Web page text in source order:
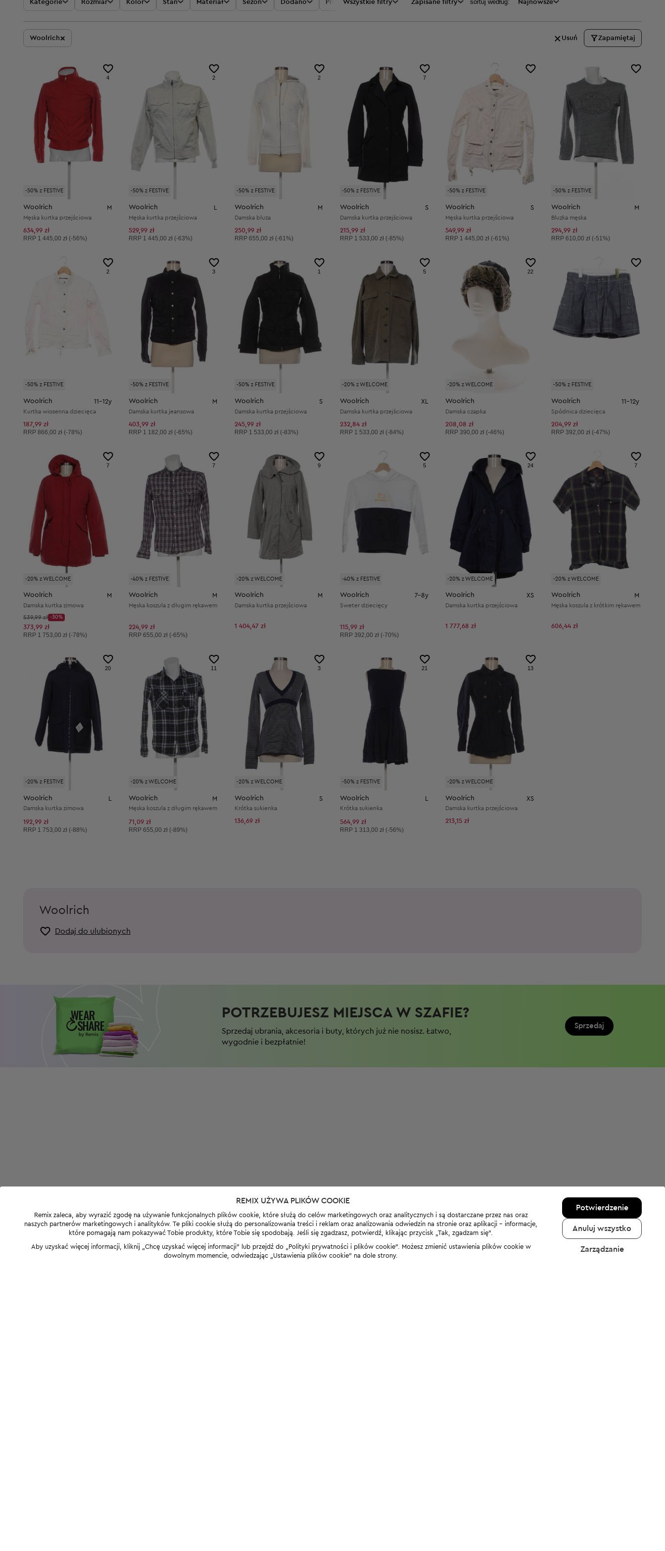
Kategorie Rozmiar Kolor Stan Materiał Sezon Dodano Promocje Cena
Wszystkie filtry Zapisane filtry sortuj według: Najnowsze
Woolrich× Usuń Zapamiętaj
-50% z FESTIVE
4
Woolrich M
Męska kurtka przejściowa
634,99 zł
Cena sugerowana:
RRP 1 445,00 zł (-56%)
-50% z FESTIVE
2
Woolrich
Męska kurtka przejściowa
529,99 zł
Cena sugerowana:
RRP 1 445,00 zł (-63%)
-50% z FESTIVE
2
Woolrich M
Damska bluza
250,99 zł
Cena sugerowana:
RRP 655,00 zł (-61%)
-50% z FESTIVE
7
Woolrich S
Damska kurtka przejściowa
215,99 zł
Cena sugerowana:
RRP 1 533,00 zł (-85%)
-50% z FESTIVE
Woolrich S
Męska kurtka przejściowa
549,99 zł
Cena sugerowana:
RRP 1 445,00 zł (-61%)
-50% z FESTIVE
Woolrich M
Bluzka męska
294,99 zł
Cena sugerowana:
RRP 610,00 zł (-51%)
-50% z FESTIVE
2
Woolrich 11-12y
Kurtka wiosenna dziecięca
187,99 zł
Cena sugerowana:
RRP 866,00 zł (-78%)
-50% z FESTIVE
3
Woolrich M
Damska kurtka jeansowa
403,99 zł
Cena sugerowana:
RRP 1 182,00 zł (-65%)
-50% z FESTIVE
1
Woolrich S
Damska kurtka przejściowa
245,99 zł
Cena sugerowana:
RRP 1 533,00 zł (-83%)
-20% z WELCOME
5
Woolrich XL
Damska kurtka przejściowa
232,84 zł
Cena sugerowana:
RRP 1 533,00 zł (-84%)
-20% z WELCOME
22
Woolrich
Damska czapka
208,08 zł
Cena sugerowana:
RRP390,00 zł (-46%)
-50% z FESTIVE
Woolrich 11-12y
Spódnica dziecięca
204,99 zł
Cena sugerowana:
RRP 392,00 zł (-47%)
-20% z WELCOME
7
Woolrich M
Damska kurtka zimowa
Cena początkowa:
539,99 zł
Discount Price:
-30%
Obniżona cena:
373,99 zł
Cena sugerowana:
RRP 1 753,00 zł (-78%)
-40% z FESTIVE
7
Woolrich M
Męska koszula z długim rękawem
224,99 zł
Cena sugerowana:
RRP655,00 zł (-65%)
-20% z WELCOME
9
Woolrich M
Damska kurtka przejściowa
1 404,47 zł
-40% z FESTIVE
5
Woolrich 7-8y
Sweter dziecięcy
115,99 zł
Cena sugerowana:
RRP 392,00 zł (-70%)
-20% z WELCOME
24
Woolrich XS
Damska kurtka przejściowa
1 777,68 zł
-20% z WELCOME
7
Woolrich M
Męska koszula z krótkim rękawem
606,44 zł
-20% z FESTIVE
20
Woolrich L
Damska kurtka zimowa
192,99 zł
Cena sugerowana:
RRP 1 753,00 zł (-88%)
-20% z WELCOME
11
Woolrich M
Męska koszula z długim rękawem
71,09 zł
Cena sugerowana:
RRP655,00 zł (-89%)
-20% z WELCOME
3
Woolrich S
Krótka sukienka
136,69 zł
-50% z FESTIVE
21
Woolrich L
Krótka sukienka
564,99 zł
Cena sugerowana:
RRP 1 313,00 zł (-56%)
-20% z WELCOME
13
Woolrich XS
Damska kurtka przejściowa
213,15 zł
Woolrich
Dodaj do ulubionych
POTRZEBUJESZ MIEJSCA W SZAFIE?​
Sprzedaj ubrania, akcesoria i buty, których już nie nosisz. Łatwo,
wygodnie i bezpłatnie!
Sprzedaj
REMIX UŻYWA PLIKÓW COOKIE
Remix zaleca, aby wyrazić zgodę na używanie funkcjonalnych plików cookie, które służą do celów marketingowych oraz analitycznych i są dostarczane przez nas oraz
naszych partnerów marketingowych i analityków. Te pliki cookie służą do personalizowania treści i reklam oraz analizowania odwiedzin na stronie oraz aplikacji - informacje,
które pomagają nam pokazywać Tobie produkty, które Tobie się spodobają. Jeśli się zgadzasz, potwierdź, klikając przycisk „Tak, zgadzam się”.
Aby uzyskać więcej informacji, kliknij „Chcę uzyskać więcej informacji” lub przejdź do „Polityki prywatności i plików cookie”. Możesz zmienić ustawienia plików cookie w
dowolnym momencie, odwiedzając „Ustawienia plików cookie” na dole strony.
Potwierdzenie
Anuluj wszystko
Zarządzanie